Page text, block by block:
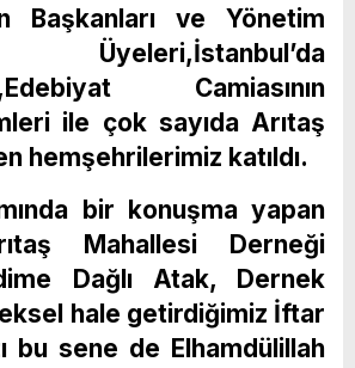
Başkanları ve Yönetim
Camiasının
ile çok sayıda Arıtaş
hemşehrilerimiz katıldı.
bir konuşma yapan
Mahallesi Derneği
Dağlı Atak, Dernek
hale getirdiğimiz İftar
bu sene de Elhamdülillah